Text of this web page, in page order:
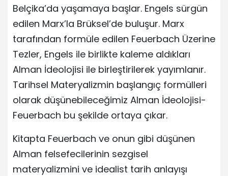
Belçika’da yaşamaya başlar. Engels sürgün
edilen Marx’la Brüksel’de buluşur. Marx
tarafından formüle edilen Feuerbach Üzerine
Tezler, Engels ile birlikte kaleme aldıkları
Alman İdeolojisi ile birleştirilerek yayımlanır.
Tarihsel Materyalizmin başlangıç formülleri
olarak düşünebileceğimiz Alman İdeolojisi-
Feuerbach bu şekilde ortaya çıkar.
Kitapta Feuerbach ve onun gibi düşünen
Alman felsefecilerinin sezgisel
materyalizmini ve idealist tarih anlayışı